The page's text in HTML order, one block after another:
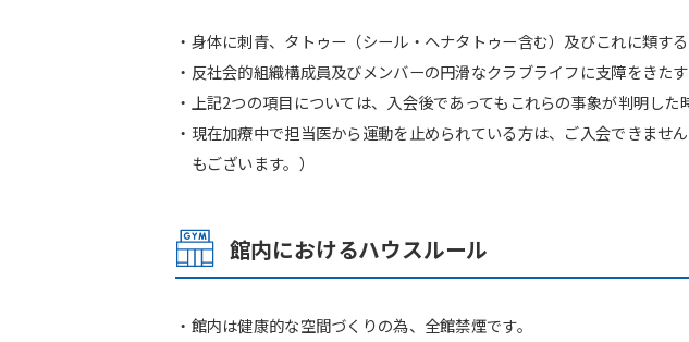
・身体に刺青、タトゥー（シール・ヘナタトゥー含む）及びこれに類す
・反社会的組織構成員及びメンバーの円滑なクラブライフに支障をきた
・上記2つの項目については、入会後であってもこれらの事象が判明した
・現在加療中で担当医から運動を止められている方は、ご入会できま
もございます。）
館内におけるハウスルール
・館内は健康的な空間づくりの為、全館禁煙です。